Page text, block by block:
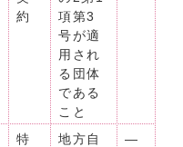
約
項第3
号が適
用され
る団体
である
こと
特
地方自
―